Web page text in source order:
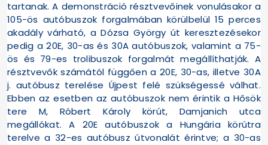
tartanak. A demonstráció résztvevőinek vonulásakor a
105-ös autóbuszok forgalmában körülbelül 15 perces
akadály várható, a Dózsa György út keresztezésekor
pedig a 20E, 30-as és 30A autóbuszok, valamint a 75-
ös és 79-es trolibuszok forgalmát megállíthatják. A
résztvevők számától függően a 20E, 30-as, illetve 30A
j. autóbusz terelése Újpest felé szükségessé válhat.
Ebben az esetben az autóbuszok nem érintik a Hősök
tere M, Róbert Károly körút, Damjanich utca
megállókat. A 20E autóbuszok a Hungária körútra
terelve a 32-es autóbusz útvonalát érintve; a 30-as